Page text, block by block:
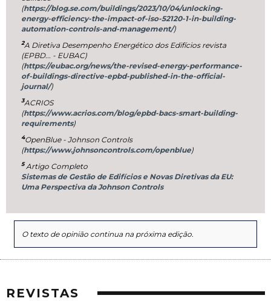
(https://blog.se.com/buildings/2023/10/04/unlocking-
energy-efficiency-the-impact-of-iso-52120-1-in-building-
automation-controls-and-management/)
2A Diretiva Desempenho Energético dos Edifícios revista
(EPBD... - EUBAC)
(https://eubac.org/news/the-revised-energy-performance-
of-buildings-directive-epbd-published-in-the-official-
journal/)
3ACRIOS
(https://www.acrios.com/blog/epbd-bacs-smart-building-
requirements)
4OpenBlue - Johnson Controls
(https://www.johnsoncontrols.com/openblue)
5Artigo Completo
Sistemas de Gestão de Edifícios e Novas Diretivas da EU:
Uma Perspectiva da Johnson Controls
O texto de opinião continua na próxima edição.
REVISTAS